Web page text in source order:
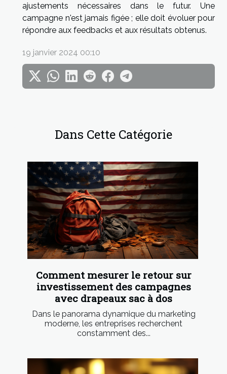
Dans Cette Catégorie
Comment mesurer le retour sur
investissement des campagnes
avec drapeaux sac à dos
Dans le panorama dynamique du marketing
moderne, les entreprises recherchent
constamment des...
ajustements nécessaires dans le futur. Une
campagne n'est jamais figée ; elle doit évoluer pour
répondre aux feedbacks et aux résultats obtenus.
19 janvier 2024 00:10